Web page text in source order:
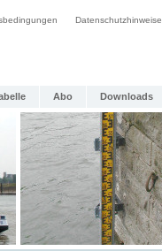
Datenschutzhinweise
Abo Downloads